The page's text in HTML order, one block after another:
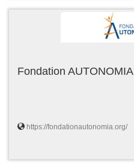
Fondation AUTONOMIA
https://fondationautonomia.org/